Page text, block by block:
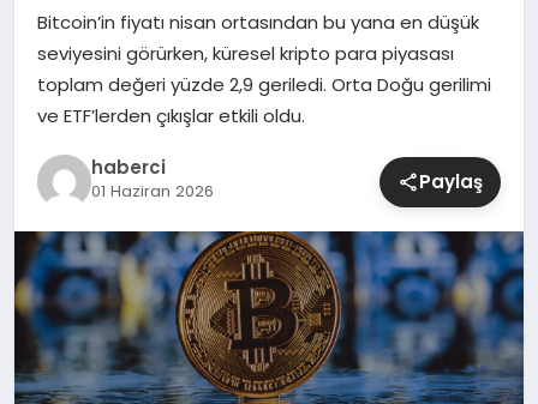
SAĞLIK
SIYASET
SPOR
YAŞAM
Bitcoin’in fiyatı nisan ortasından bu yana en düşük
seviyesini görürken, küresel kripto para piyasası
toplam değeri yüzde 2,9 geriledi. Orta Doğu gerilimi
ve ETF’lerden çıkışlar etkili oldu.
haberci
01 Haziran 2026 Paylaş